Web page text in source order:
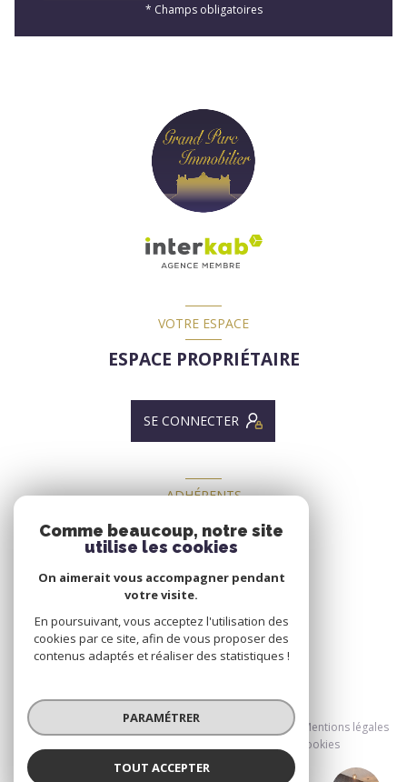
* Champs obligatoires
VOTRE ESPACE
ESPACE PROPRIÉTAIRE
SE CONNECTER
ADHÉRENTS
NOUS ADHÉRONS
© 2026 | Tous droits réservés
Nos honoraires
Nos partenaires
Mentions légales
Cookies
Comme beaucoup, notre site
utilise les cookies
On aimerait vous accompagner pendant
votre visite.
En poursuivant, vous acceptez l'utilisation des
cookies par ce site, afin de vous proposer des
contenus adaptés et réaliser des statistiques !
PARAMÉTRER
TOUT ACCEPTER